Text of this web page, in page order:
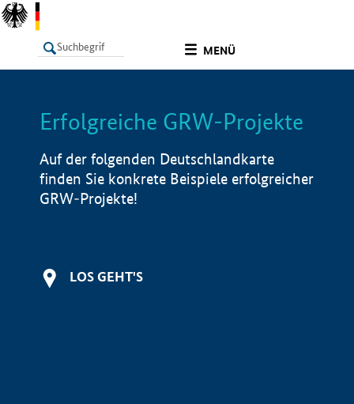
MENÜ
LISTE Info
Erfolgreiche GRW-Projekte
Auf der folgenden Deutschlandkarte
finden Sie konkrete Beispiele erfolgreicher
GRW-Projekte!
LOS GEHT'S